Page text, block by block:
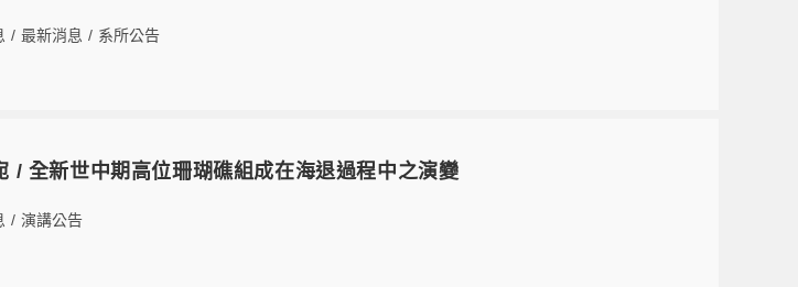
/ 最新消息 / 系所公告
/ 全新世中期高位珊瑚礁組成在海退過程中之演變
/ 演講公告